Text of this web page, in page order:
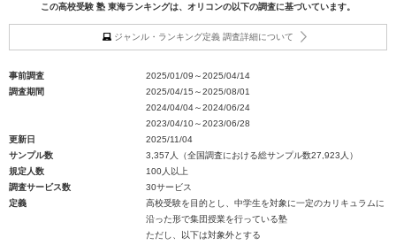
この高校受験 塾 東海ランキングは、オリコンの以下の調査に基づいています。
ジャンル・ランキング定義 調査詳細について
事前調査
2025/01/09～2025/04/14
調査期間
2025/04/15～2025/08/01
2024/04/04～2024/06/24
2023/04/10～2023/06/28
更新日
2025/11/04
サンプル数
3,357人（全国調査における総サンプル数27,923人）
規定人数
100人以上
調査サービス数
30サービス
定義
高校受験を目的とし、中学生を対象に一定のカリキュラムに
沿った形で集団授業を行っている塾
ただし、以下は対象外とする